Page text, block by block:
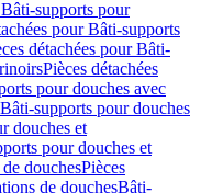
supports pour
pour Bâti-supports
détachées pour Bâti-
Pièces détachées
pour douches avec
supports pour douches
douches et
pour douches et
douchesPièces
de douchesBâti-